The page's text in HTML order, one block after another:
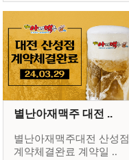
별난아재맥주 대전 ..
별난아재맥주대전 산성점
계약체결완료 계약일 ..